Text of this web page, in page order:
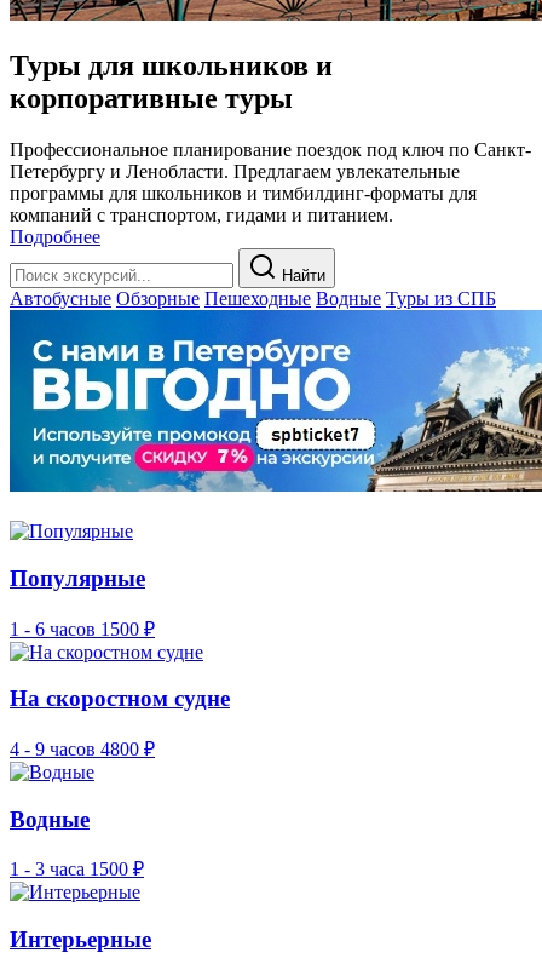
Туры для школьников и
корпоративные туры
Профессиональное планирование поездок под ключ по Санкт-
Петербургу и Ленобласти. Предлагаем увлекательные
программы для школьников и тимбилдинг-форматы для
компаний с транспортом, гидами и питанием.
Подробнее
Найти
Автобусные Обзорные Пешеходные Водные Туры из СПБ
Популярные
1 - 6 часов 1500 ₽
На скоростном судне
4 - 9 часов 4800 ₽
Водные
1 - 3 часа 1500 ₽
Интерьерные